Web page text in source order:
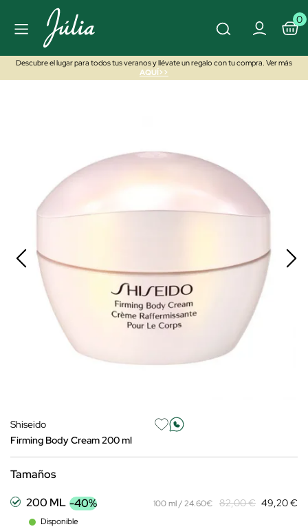
0
Descubre el lugar para todos tus veranos y llévate un regalo con tu compra. Ver más
AQUÍ>>
Shiseido
Firming Body Cream 200 ml
Tamaños
200 ML -40%
Disponible
100 ml / 24.60€ 82,00 € 49,20 €